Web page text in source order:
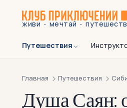
живи · мечтай ·
Путешествия
Главная Путешествия
Душа Саян: